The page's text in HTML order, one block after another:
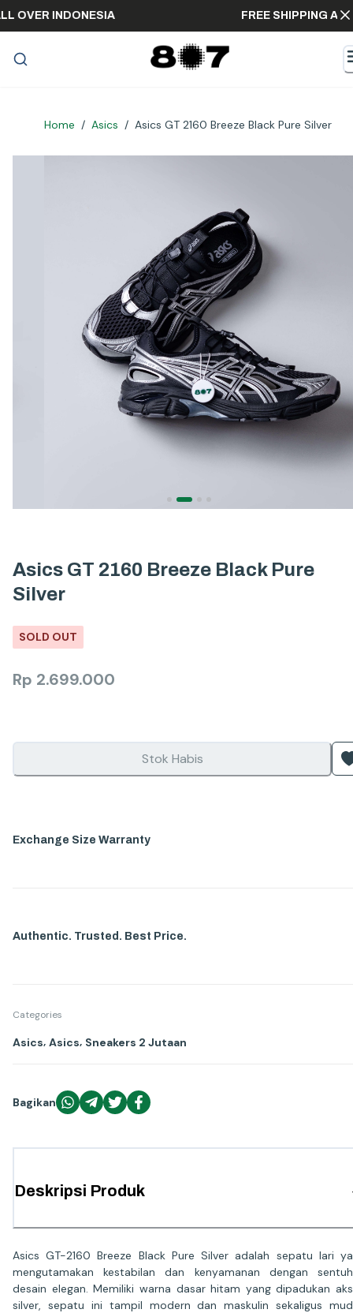
ALL OVER INDONESIA FREE
Home / Asics / Asics GT 2160 Breeze Black Pure Silver
Asics GT 2160 Breeze Black Pure
Silver
SOLD OUT
Rp 2.699.000
Stok Habis
Exchange Size Warranty
Authentic. Trusted. Best Price.
Categories
Asics Asics Sneakers 2 Jutaan
Bagikan
Deskripsi Produk
Asics GT-2160 Breeze Black Pure Silver adalah sepatu lari
mengutamakan kestabilan dan kenyamanan dengan
desain elegan. Memiliki warna dasar hitam yang dipadukan
silver, sepatu ini tampil modern dan maskulin sekaligus